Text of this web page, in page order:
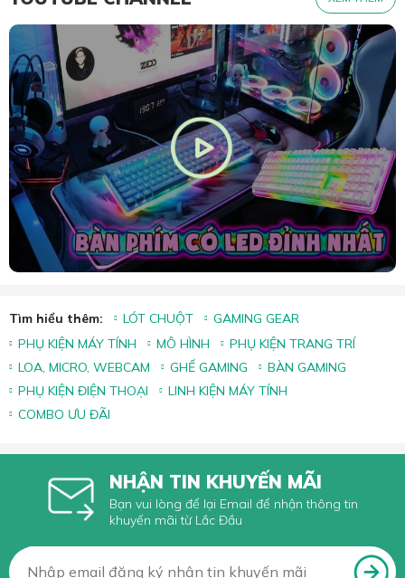
Tìm hiểu thêm: LÓT CHUỘT
GAMING GEAR
PHỤ KIỆN MÁY TÍNH
MÔ HÌNH
PHỤ KIỆN TRANG TRÍ
LOA, MICRO, WEBCAM
GHẾ GAMING
BÀN GAMING
PHỤ KIỆN ĐIỆN THOẠI
LINH KIỆN MÁY TÍNH
COMBO ƯU ĐÃI
NHẬN TIN KHUYẾN MÃI
Bạn vui lòng để lại Email để nhận thông tin
khuyến mãi từ Lắc Đầu